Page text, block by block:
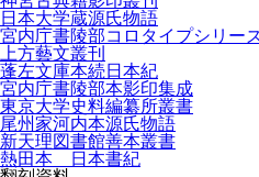
日本大学蔵源氏物語
宮内庁書陵部コロタイプシリー
上方藝文叢刊
蓬左文庫本続日本紀
宮内庁書陵部本影印集成
東京大学史料編纂所叢書
尾州家河内本源氏物語
新天理図書館善本叢書
熱田本 日本書紀